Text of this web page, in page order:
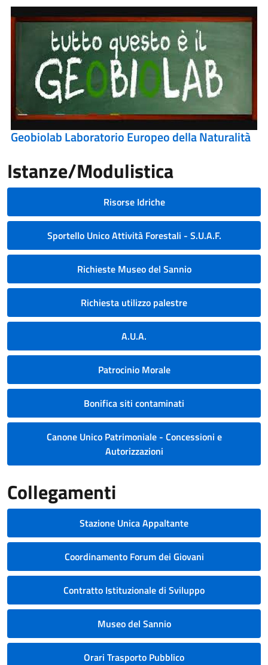
Geobiolab Laboratorio Europeo della Naturalità
Istanze/Modulistica
Risorse Idriche
Sportello Unico Attività Forestali - S.U.A.F.
Richieste Museo del Sannio
Richiesta utilizzo palestre
A.U.A.
Patrocinio Morale
Bonifica siti contaminati
Canone Unico Patrimoniale - Concessioni e
Autorizzazioni
Collegamenti
Stazione Unica Appaltante
Coordinamento Forum dei Giovani
Contratto Istituzionale di Sviluppo
Museo del Sannio
Orari Trasporto Pubblico